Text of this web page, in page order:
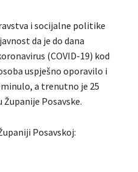
i socijalne politike
da je do dana
(COVID-19) kod
uspješno oporavilo i
a trenutno je 25
Posavske.
Posavskoj: